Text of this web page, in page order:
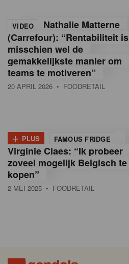
VIDEO
Nathalie Matterne
(Carrefour): “Rentabiliteit is
misschien wel de
gemakkelijkste manier om
teams te motiveren”
20 APRIL 2026 • FOODRETAIL
+ PLUS FAMOUS FRIDGE
Virginie Claes: “Ik probeer
zoveel mogelijk Belgisch te
kopen”
2 MEI 2025 • FOODRETAIL